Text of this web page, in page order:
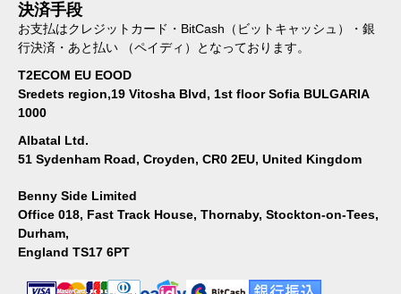
決済手段
お支払はクレジットカード・BitCash（ビットキャッシュ）・銀
行決済・あと払い （ペイディ）となっております。
T2ECOM EU EOOD
Sredets region,19 Vitosha Blvd, 1st floor Sofia BULGARIA
1000
Albatal Ltd.
51 Sydenham Road, Croyden, CR0 2EU, United Kingdom
Benny Side Limited
Office 018, Fast Track House, Thornaby, Stockton-on-Tees,
Durham,
England TS17 6PT